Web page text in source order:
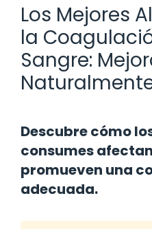
Los Mejores
la
Sangre:
Descubre cómo
consumes
promueven una
adecuada.